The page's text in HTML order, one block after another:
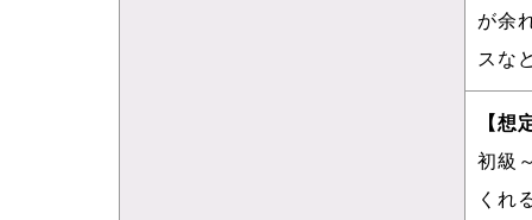
が余
スな
【想
初級
くれ